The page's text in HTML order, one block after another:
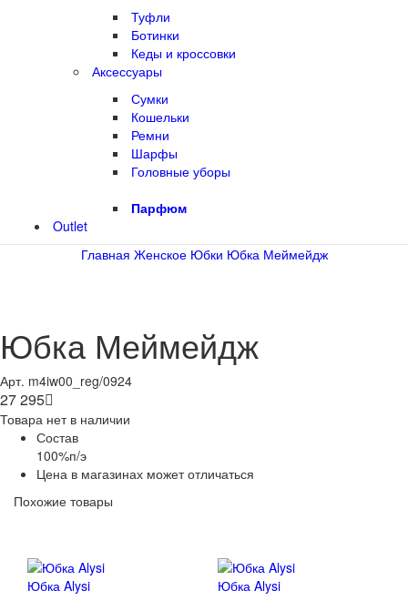
Туфли
Ботинки
Кеды и кроссовки
Аксессуары
Сумки
Кошельки
Ремни
Шарфы
Головные уборы
Парфюм
Outlet
Главная Женское Юбки Юбка Меймейдж
Юбка Меймейдж
Арт. m4iw00_reg/0924
27 295
Товара нет в наличии
Состав
100%п/э
Цена в магазинах может отличаться
Похожие товары
Юбка Alysi Юбка Alysi